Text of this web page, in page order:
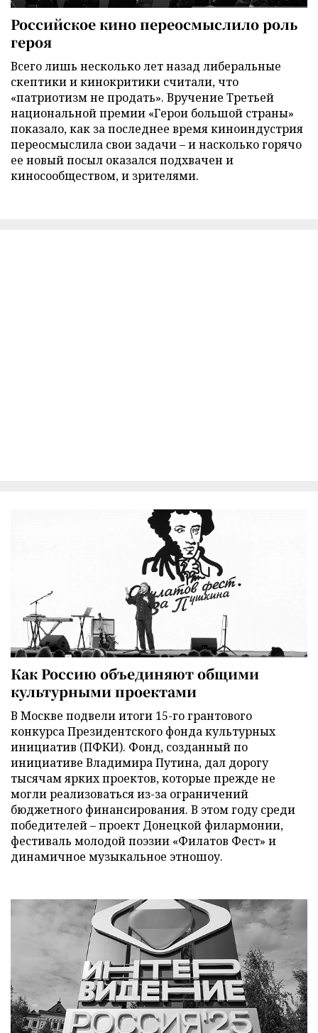
Российское кино переосмыслило роль
героя
Всего лишь несколько лет назад либеральные
скептики и кинокритики считали, что
«патриотизм не продать». Вручение Третьей
национальной премии «Герои большой страны»
показало, как за последнее время киноиндустрия
переосмыслила свои задачи – и насколько горячо
ее новый посыл оказался подхвачен и
киносообществом, и зрителями.
Как Россию объединяют общими
культурными проектами
В Москве подвели итоги 15-го грантового
конкурса Президентского фонда культурных
инициатив (ПФКИ). Фонд, созданный по
инициативе Владимира Путина, дал дорогу
тысячам ярких проектов, которые прежде не
могли реализоваться из-за ограничений
бюджетного финансирования. В этом году среди
победителей – проект Донецкой филармонии,
фестиваль молодой поэзии «Филатов Фест» и
динамичное музыкальное этношоу.